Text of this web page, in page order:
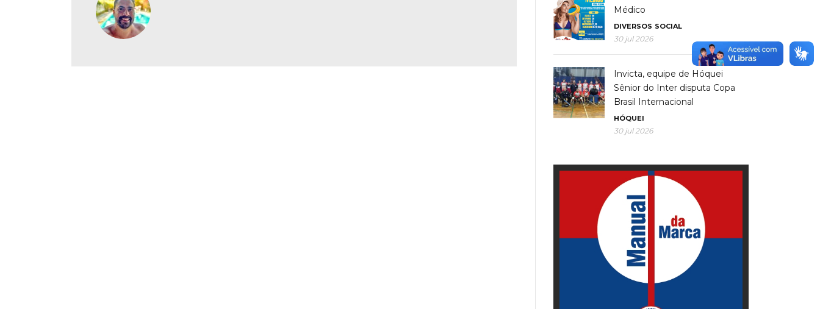
Médico
DIVERSOS SOCIAL
30 jul 2026
Invicta, equipe de Hóquei
Sênior do Inter disputa Copa
Brasil Internacional
HÓQUEI
30 jul 2026